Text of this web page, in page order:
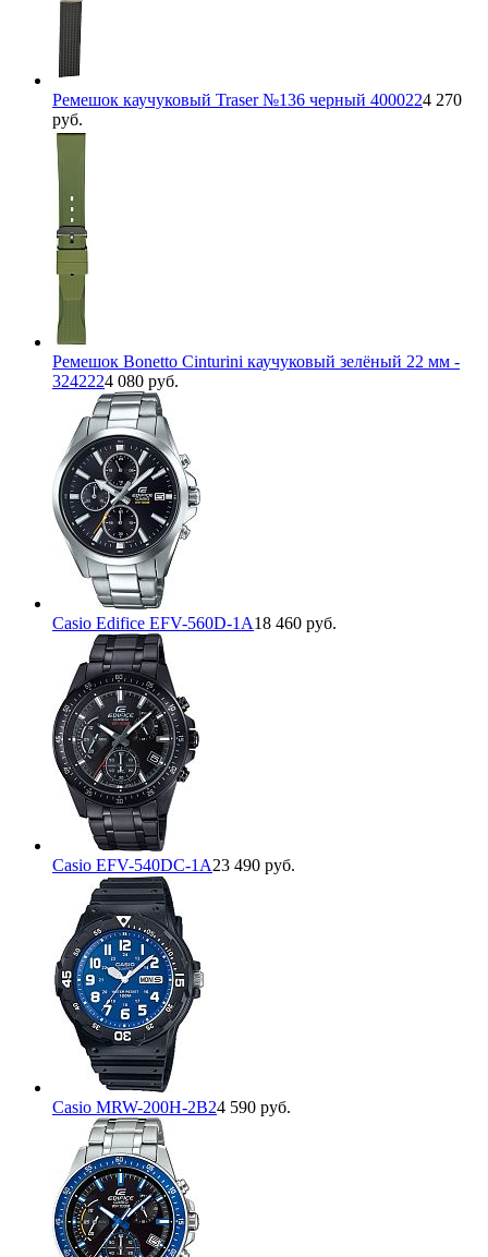
Ремешок каучуковый Traser №136 черный 4000224 270
руб.
Ремешок Bonetto Cinturini каучуковый зелёный 22 мм -
3242224 080 руб.
Casio Edifice EFV-560D-1A18 460 руб.
Casio EFV-540DC-1A23 490 руб.
Casio MRW-200H-2B24 590 руб.